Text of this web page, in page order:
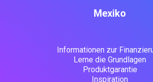
Mexiko
Informationen zur
Lerne die Grundlagen
Produktgarantie
Inspiration